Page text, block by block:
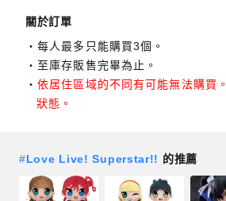
關於訂單
每人最多只能購買3個。
至庫存販售完畢為止。
依居住區域的不同有可能無法購買
狀態。
#Love Live! Superstar!! 的推薦